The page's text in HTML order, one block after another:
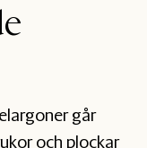
går
och plockar